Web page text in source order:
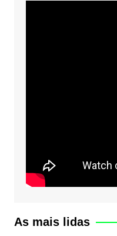
As mais lidas